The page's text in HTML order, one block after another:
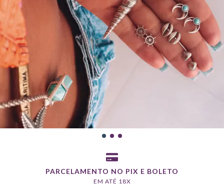
PARCELAMENTO NO PIX E BOLETO
EM ATÉ 18X